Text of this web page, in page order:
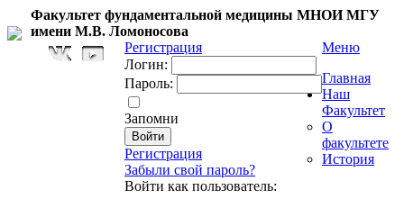
Факультет фундаментальной медицины МНОИ МГУ
имени М.В. Ломоносова
Регистрация
Логин:
Пароль:
Запомни
Регистрация
Забыли свой пароль?
Войти как пользователь:
Меню
Главная
Наш
Факультет
О
факультете
История